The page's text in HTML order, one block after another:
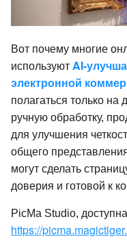
Вот почему многие
используют AI-
электронной
полагаться только на
ручную обработку,
для улучшения
общего
могут сделать
доверия и готовой к
PicMa Studio,
https://